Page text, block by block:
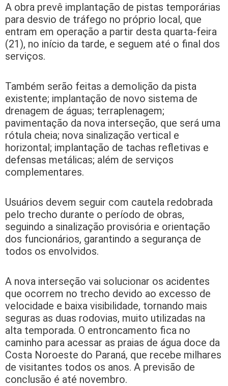
A obra prevê implantação de pistas temporárias
para desvio de tráfego no próprio local, que
entram em operação a partir desta quarta-feira
(21), no início da tarde, e seguem até o final dos
serviços.
Também serão feitas a demolição da pista
existente; implantação de novo sistema de
drenagem de águas; terraplenagem;
pavimentação da nova interseção, que será uma
rótula cheia; nova sinalização vertical e
horizontal; implantação de tachas refletivas e
defensas metálicas; além de serviços
complementares.
Usuários devem seguir com cautela redobrada
pelo trecho durante o período de obras,
seguindo a sinalização provisória e orientação
dos funcionários, garantindo a segurança de
todos os envolvidos.
A nova interseção vai solucionar os acidentes
que ocorrem no trecho devido ao excesso de
velocidade e baixa visibilidade, tornando mais
seguras as duas rodovias, muito utilizadas na
alta temporada. O entroncamento fica no
caminho para acessar as praias de água doce da
Costa Noroeste do Paraná, que recebe milhares
de visitantes todos os anos. A previsão de
conclusão é até novembro.